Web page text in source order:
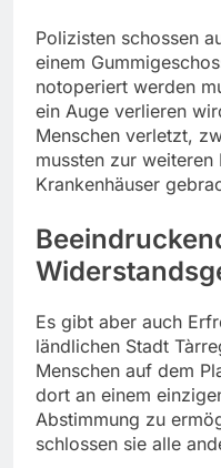
Polizisten schossen
einem
notoperiert werden
ein Auge verlieren
Menschen verletzt,
mussten zur weiteren
Krankenhäuser
Es gibt aber auch
ländlichen Stadt
Menschen auf dem
dort an einem
Abstimmung zu
schlossen sie alle